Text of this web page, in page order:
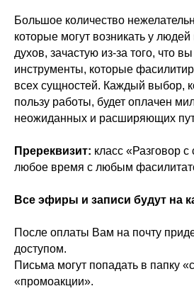
Большое количество
которые могут возникать у
духов, зачастую из-за того, что
инструменты, которые
всех сущностей. Каждый выбор,
пользу работы, будет оплачен
неожиданных и расширяющих
Пререквизит: класс «Разговор
любое время с любым
Все эфиры и записи будут на
После оплаты Вам на почту
доступом.
Письма могут попадать в папку
«промоакции».